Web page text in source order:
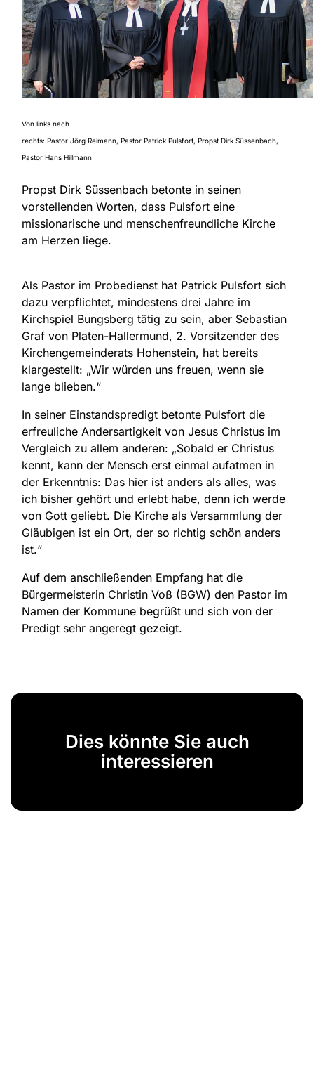
Von links nach
rechts: Pastor Jörg Reimann, Pastor Patrick Pulsfort, Propst Dirk Süssenbach,
Pastor Hans Hillmann
Propst Dirk Süssenbach betonte in seinen
vorstellenden Worten, dass Pulsfort eine
missionarische und menschenfreundliche Kirche
am Herzen liege.
Als Pastor im Probedienst hat Patrick Pulsfort sich
dazu verpflichtet, mindestens drei Jahre im
Kirchspiel Bungsberg tätig zu sein, aber Sebastian
Graf von Platen-Hallermund, 2. Vorsitzender des
Kirchengemeinderats Hohenstein, hat bereits
klargestellt: „Wir würden uns freuen, wenn sie
lange blieben.“
In seiner Einstandspredigt betonte Pulsfort die
erfreuliche Andersartigkeit von Jesus Christus im
Vergleich zu allem anderen: „Sobald er Christus
kennt, kann der Mensch erst einmal aufatmen in
der Erkenntnis: Das hier ist anders als alles, was
ich bisher gehört und erlebt habe, denn ich werde
von Gott geliebt. Die Kirche als Versammlung der
Gläubigen ist ein Ort, der so richtig schön anders
ist.“
Auf dem anschließenden Empfang hat die
Bürgermeisterin Christin Voß (BGW) den Pastor im
Namen der Kommune begrüßt und sich von der
Predigt sehr angeregt gezeigt.
Dies könnte Sie auch
interessieren